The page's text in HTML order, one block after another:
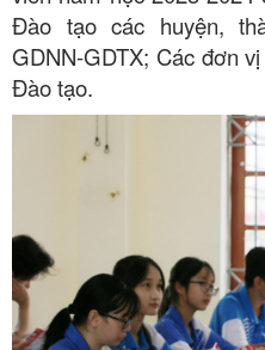
Đào tạo các huyện,
GDNN-GDTX; Các đơn
Đào tạo.